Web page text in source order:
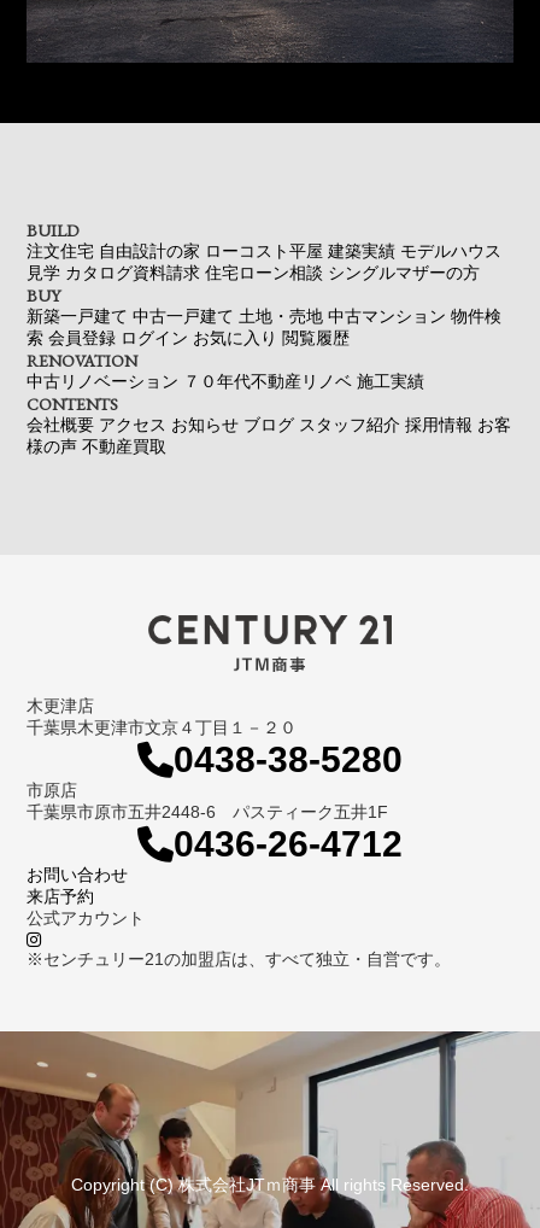
BUILD
注文住宅 自由設計の家 ローコスト平屋 建築実績 モデルハウス
見学 カタログ資料請求 住宅ローン相談 シングルマザーの方
BUY
新築一戸建て 中古一戸建て 土地・売地 中古マンション 物件検
索 会員登録 ログイン お気に入り 閲覧履歴
RENOVATION
中古リノベーション ７０年代不動産リノベ 施工実績
CONTENTS
会社概要 アクセス お知らせ ブログ スタッフ紹介 採用情報 お客
様の声 不動産買取
木更津店
千葉県木更津市文京４丁目１－２０
0438-38-5280
市原店
千葉県市原市五井2448-6 パスティーク五井1F
0436-26-4712
お問い合わせ
来店予約
公式アカウント
※センチュリー21の加盟店は、すべて独立・自営です。
Copyright (C) 株式会社JTｍ商事 All rights Reserved.